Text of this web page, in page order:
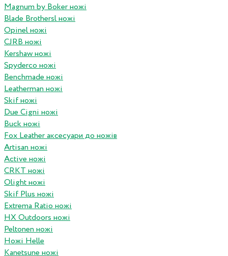
Magnum by Boker ножі
Blade Brothersl ножі
Opinel ножі
CJRB ножі
Kershaw ножі
Spyderco ножі
Benchmade ножі
Leatherman ножі
Skif ножі
Due Cigni ножі
Buck ножі
Fox Leather аксесуари до ножів
Artisan ножі
Active ножі
CRKT ножі
Olight ножі
Skif Plus ножі
Extrema Ratio ножі
HX Outdoors ножі
Peltonen ножі
Ножі Helle
Kanetsune ножі